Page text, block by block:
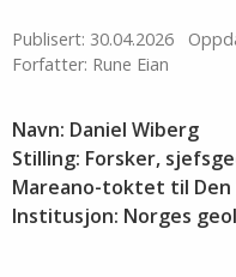
Publisert: 30.04.2026
Forfatter: Rune Eian
Navn: Daniel Wiberg
Stilling: Forsker,
Mareano-toktet til
Institusjon: Norges